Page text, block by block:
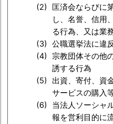
匡済会ならびに
し、名誉、信用
る行為、又は業
公職選挙法に違
宗教団体その他
誘する行為
出資、寄付、資
サービスの購入
当法人ソーシャ
報を営利目的に